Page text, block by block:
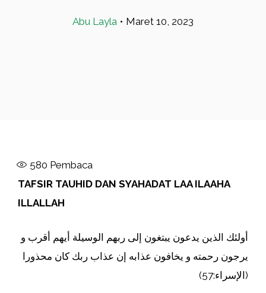
Abu Layla • Maret 10, 2023
580 Pembaca
TAFSIR TAUHID DAN SYAHADAT LAA ILAAHA
ILLALLAH
أولئك الذين يدعون يبتغون إلى ربهم الوسيلة أيهم أقرب و
يرجون رحمته و يخافون عذابه إن عذاب ربك كان محذورا
(الإسراء:57)